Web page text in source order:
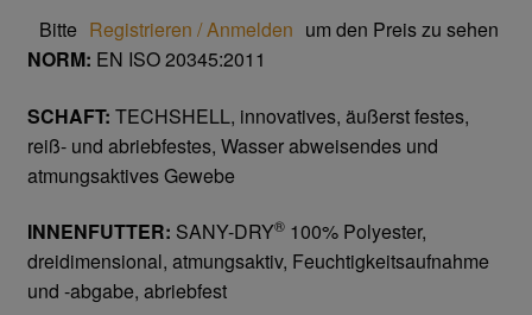
Arbeitsschuhe/Sicherheitsschuhe
Abeba Berufsschuhe
Abeba ESD Schuhe
Baak Sicherheitsschue
Cofra Sicherheitsschuhe
Bitte Registrieren / Anmelden um den Preis zu sehen
NORM: EN ISO 20345:2011
SCHAFT: TECHSHELL, innovatives, äußerst festes,
reiß- und abriebfestes, Wasser abweisendes und
atmungsaktives Gewebe
INNENFUTTER: SANY-DRY®100% Polyester,
dreidimensional, atmungsaktiv, Feuchtigkeitsaufnahme
und -abgabe, abriebfest